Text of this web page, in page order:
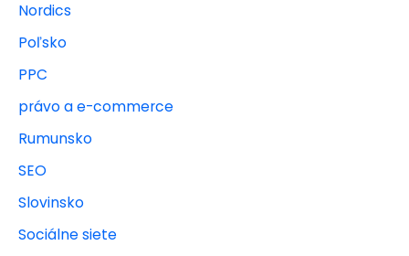
Nordics
Poľsko
PPC
právo a e-commerce
Rumunsko
SEO
Slovinsko
Sociálne siete